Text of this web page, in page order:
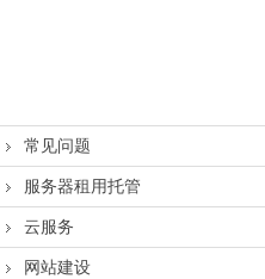
常见问题
服务器租用托管
云服务
网站建设